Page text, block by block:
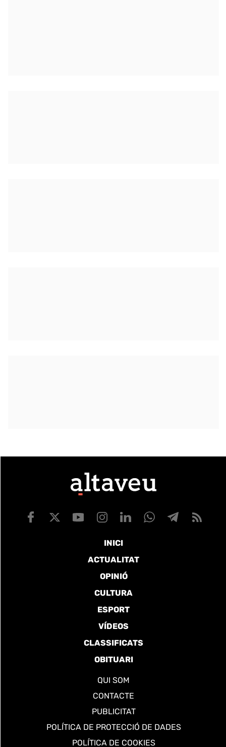
INICI
ACTUALITAT
OPINIÓ
CULTURA
ESPORT
VÍDEOS
CLASSIFICATS
OBITUARI
QUI SOM
CONTACTE
PUBLICITAT
POLÍTICA DE PROTECCIÓ DE DADES
POLÍTICA DE COOKIES